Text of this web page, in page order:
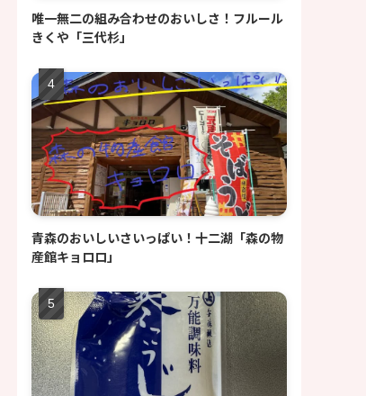
唯一無二の組み合わせのおいしさ！フルール
きくや「三代杉」
青森のおいしいさいっぱい！十二湖「森の物
産館キョロロ」